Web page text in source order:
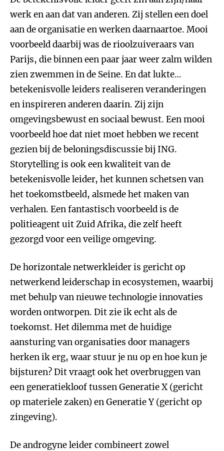
werk en aan dat van anderen. Zij stellen een doel
aan de organisatie en werken daarnaartoe. Mooi
voorbeeld daarbij was de rioolzuiveraars van
Parijs, die binnen een paar jaar weer zalm wilden
zien zwemmen in de Seine. En dat lukte…
betekenisvolle leiders realiseren veranderingen
en inspireren anderen daarin. Zij zijn
omgevingsbewust en sociaal bewust. Een mooi
voorbeeld hoe dat niet moet hebben we recent
gezien bij de beloningsdiscussie bij ING.
Storytelling is ook een kwaliteit van de
betekenisvolle leider, het kunnen schetsen van
het toekomstbeeld, alsmede het maken van
verhalen. Een fantastisch voorbeeld is de
politieagent uit Zuid Afrika, die zelf heeft
gezorgd voor een veilige omgeving.
De horizontale netwerkleider is gericht op
netwerkend leiderschap in ecosystemen, waarbij
met behulp van nieuwe technologie innovaties
worden ontworpen. Dit zie ik echt als de
toekomst. Het dilemma met de huidige
aansturing van organisaties door managers
herken ik erg, waar stuur je nu op en hoe kun je
bijsturen? Dit vraagt ook het overbruggen van
een generatiekloof tussen Generatie X (gericht
op materiele zaken) en Generatie Y (gericht op
zingeving).
De androgyne leider combineert zowel